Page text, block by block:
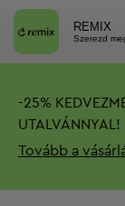
REMIX
Szerezd
-25%
UTALVÁNNYAL!
Tovább a